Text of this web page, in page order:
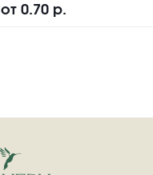
от 0.70 р.